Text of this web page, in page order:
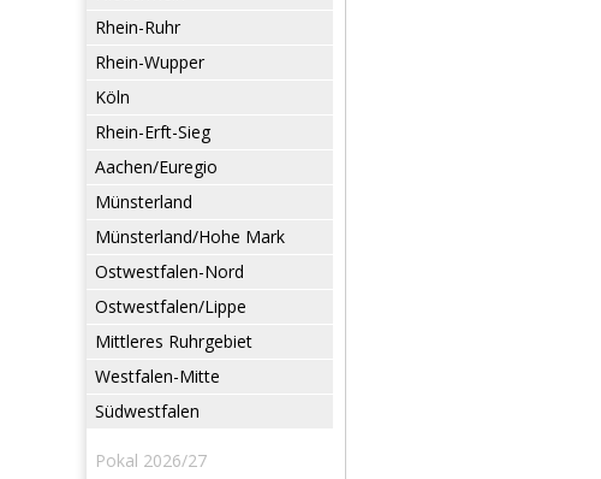
Rhein-Ruhr
Rhein-Wupper
Köln
Rhein-Erft-Sieg
Aachen/Euregio
Münsterland
Münsterland/Hohe Mark
Ostwestfalen-Nord
Ostwestfalen/Lippe
Mittleres Ruhrgebiet
Westfalen-Mitte
Südwestfalen
Pokal 2026/27